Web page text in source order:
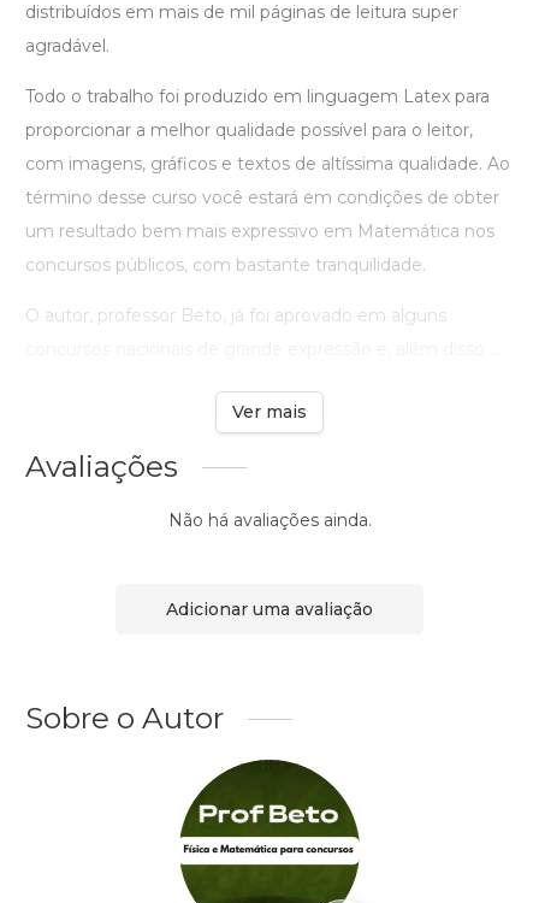
distribuídos em mais de mil páginas de leitura super
agradável.
Todo o trabalho foi produzido em linguagem Latex para
proporcionar a melhor qualidade possível para o leitor,
com imagens, gráficos e textos de altíssima qualidade. Ao
término desse curso você estará em condições de obter
um resultado bem mais expressivo em Matemática nos
concursos públicos, com bastante tranquilidade.
O autor, professor Beto, já foi aprovado em alguns
Ver mais
Avaliações
Não há avaliações ainda.
Adicionar uma avaliação
Sobre o Autor